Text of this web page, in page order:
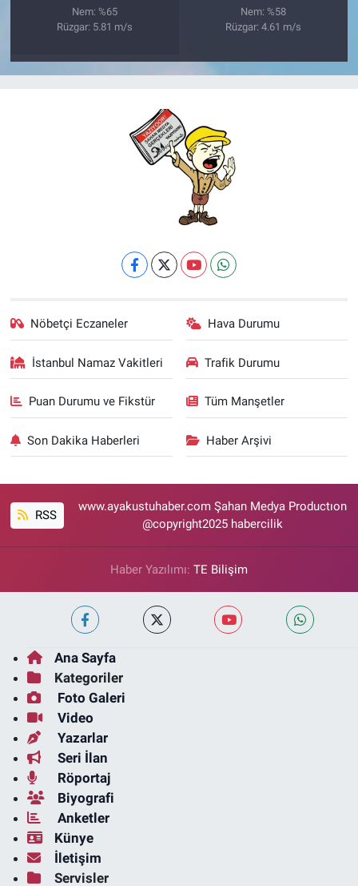
Nem: %65
Rüzgar: 5.81 m/s
Nem: %58
Rüzgar: 4.61 m/s
Nöbetçi Eczaneler Hava Durumu
İstanbul Namaz Vakitleri Trafik Durumu
Puan Durumu ve Fikstür Tüm Manşetler
Son Dakika Haberleri Haber Arşivi
RSS
www.ayakustuhaber.com Şahan Medya Productıon
@copyright2025 habercilik
Haber Yazılımı: TE Bilişim
Ana Sayfa
Kategoriler
Foto Galeri
Video
Yazarlar
Seri İlan
Röportaj
Biyografi
Anketler
Künye
İletişim
Servisler